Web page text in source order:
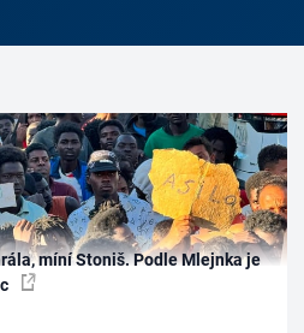
míní Stoniš. Podle Mlejnka je